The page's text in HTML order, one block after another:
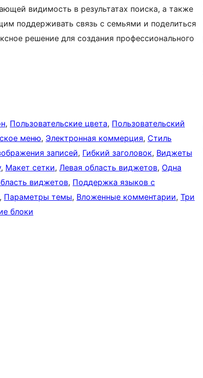
видимость в результатах поиска, а также
поддерживать связь с семьями и поделиться
решение для создания профессионального
, Пользовательские цвета, Пользовательский
меню, Электронная коммерция, Стиль
записей, Гибкий заголовок, Виджеты
, Макет сетки, Левая область виджетов, Одна
виджетов, Поддержка языков с
, Параметры темы, Вложенные комментарии, Три
блоки